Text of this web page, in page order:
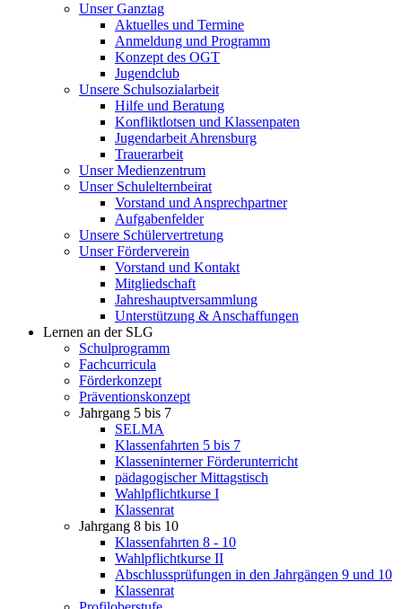
Unser Ganztag
Aktuelles und Termine
Anmeldung und Programm
Konzept des OGT
Jugendclub
Unsere Schulsozialarbeit
Hilfe und Beratung
Konfliktlotsen und Klassenpaten
Jugendarbeit Ahrensburg
Trauerarbeit
Unser Medienzentrum
Unser Schulelternbeirat
Vorstand und Ansprechpartner
Aufgabenfelder
Unsere Schülervertretung
Unser Förderverein
Vorstand und Kontakt
Mitgliedschaft
Jahreshauptversammlung
Unterstützung & Anschaffungen
Lernen an der SLG
Schulprogramm
Fachcurricula
Förderkonzept
Präventionskonzept
Jahrgang 5 bis 7
SELMA
Klassenfahrten 5 bis 7
Klasseninterner Förderunterricht
pädagogischer Mittagstisch
Wahlpflichtkurse I
Klassenrat
Jahrgang 8 bis 10
Klassenfahrten 8 - 10
Wahlpflichtkurse II
Abschlussprüfungen in den Jahrgängen 9 und 10
Klassenrat